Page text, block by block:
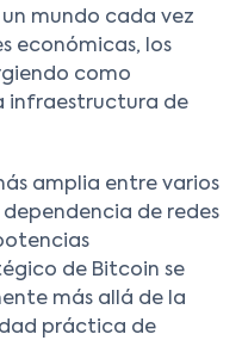
mundo cada vez
económicas, los
como
infraestructura de
amplia entre varios
de redes
de Bitcoin se
más allá de la
práctica de